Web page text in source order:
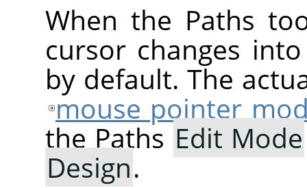
When the Paths
cursor changes
by default. The
mouse pointer
the Paths Edit Mode
Design.